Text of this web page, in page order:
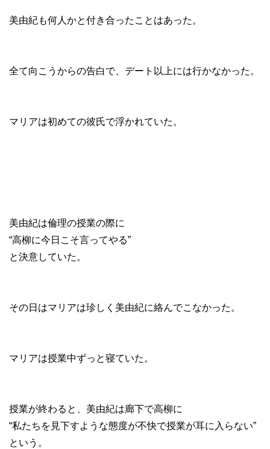
美由紀も何人かと付き合ったことはあった。
全て向こうからの告白で、デート以上には行かなかった。
マリアは初めての彼氏で浮かれていた。
美由紀は倫理の授業の際に
“高柳に今日こそ言ってやる”
と決意していた。
その日はマリアは珍しく美由紀に絡んでこなかった。
マリアは授業中ずっと寝ていた。
授業が終わると、美由紀は廊下で高柳に
“私たちを見下すような態度が不快で授業が耳に入らない”
という。